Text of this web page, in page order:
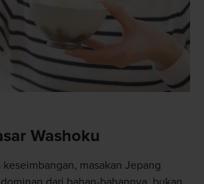
Washoku
masakan Jepang